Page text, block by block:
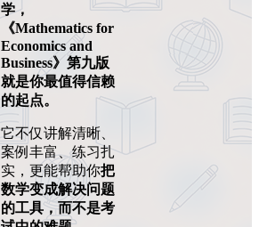
学，
《Mathematics for
Economics and
Business》第九版
就是你最值得信赖
的起点。
它不仅讲解清晰、
案例丰富、练习扎
实，更能帮助你把
数学变成解决问题
的工具，而不是考